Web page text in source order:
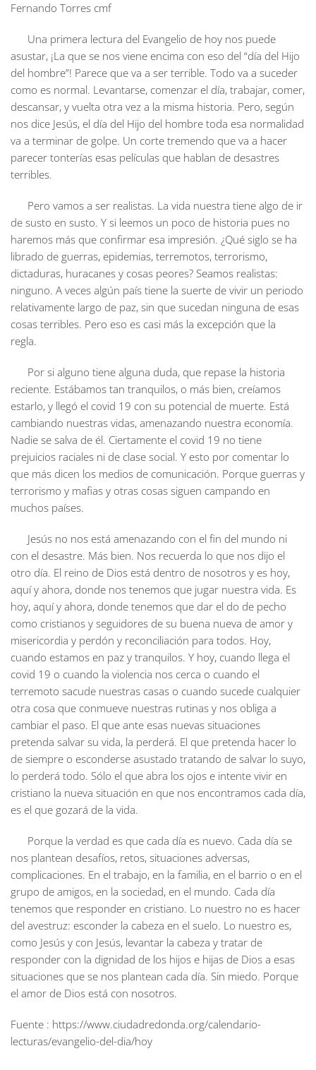
Fernando Torres cmf
Una primera lectura del Evangelio de hoy nos puede
asustar, ¡La que se nos viene encima con eso del “día del Hijo
del hombre”! Parece que va a ser terrible. Todo va a suceder
como es normal. Levantarse, comenzar el día, trabajar, comer,
descansar, y vuelta otra vez a la misma historia. Pero, según
nos dice Jesús, el día del Hijo del hombre toda esa normalidad
va a terminar de golpe. Un corte tremendo que va a hacer
parecer tonterías esas películas que hablan de desastres
terribles.
Pero vamos a ser realistas. La vida nuestra tiene algo de ir
de susto en susto. Y si leemos un poco de historia pues no
haremos más que confirmar esa impresión. ¿Qué siglo se ha
librado de guerras, epidemias, terremotos, terrorismo,
dictaduras, huracanes y cosas peores? Seamos realistas:
ninguno. A veces algún país tiene la suerte de vivir un periodo
relativamente largo de paz, sin que sucedan ninguna de esas
cosas terribles. Pero eso es casi más la excepción que la
regla.
Por si alguno tiene alguna duda, que repase la historia
reciente. Estábamos tan tranquilos, o más bien, creíamos
estarlo, y llegó el covid 19 con su potencial de muerte. Está
cambiando nuestras vidas, amenazando nuestra economía.
Nadie se salva de él. Ciertamente el covid 19 no tiene
prejuicios raciales ni de clase social. Y esto por comentar lo
que más dicen los medios de comunicación. Porque guerras y
terrorismo y mafias y otras cosas siguen campando en
muchos países.
Jesús no nos está amenazando con el fin del mundo ni
con el desastre. Más bien. Nos recuerda lo que nos dijo el
otro día. El reino de Dios está dentro de nosotros y es hoy,
aquí y ahora, donde nos tenemos que jugar nuestra vida. Es
hoy, aquí y ahora, donde tenemos que dar el do de pecho
como cristianos y seguidores de su buena nueva de amor y
misericordia y perdón y reconciliación para todos. Hoy,
cuando estamos en paz y tranquilos. Y hoy, cuando llega el
covid 19 o cuando la violencia nos cerca o cuando el
terremoto sacude nuestras casas o cuando sucede cualquier
otra cosa que conmueve nuestras rutinas y nos obliga a
cambiar el paso. El que ante esas nuevas situaciones
pretenda salvar su vida, la perderá. El que pretenda hacer lo
de siempre o esconderse asustado tratando de salvar lo suyo,
lo perderá todo. Sólo el que abra los ojos e intente vivir en
cristiano la nueva situación en que nos encontramos cada día,
es el que gozará de la vida.
Porque la verdad es que cada día es nuevo. Cada día se
nos plantean desafíos, retos, situaciones adversas,
complicaciones. En el trabajo, en la familia, en el barrio o en el
grupo de amigos, en la sociedad, en el mundo. Cada día
tenemos que responder en cristiano. Lo nuestro no es hacer
del avestruz: esconder la cabeza en el suelo. Lo nuestro es,
como Jesús y con Jesús, levantar la cabeza y tratar de
responder con la dignidad de los hijos e hijas de Dios a esas
situaciones que se nos plantean cada día. Sin miedo. Porque
el amor de Dios está con nosotros.
Fuente : https://www.ciudadredonda.org/calendario-
lecturas/evangelio-del-dia/hoy